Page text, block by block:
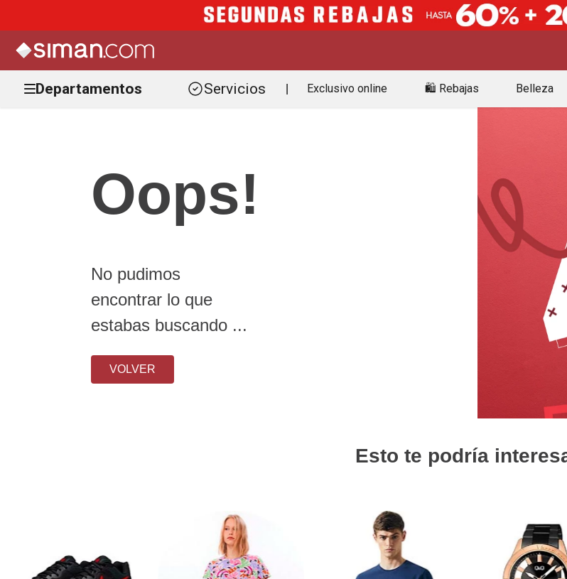
Departamentos Servicios Exclusivo online 🛍️ Rebajas Belleza
Oops!
No pudimos
encontrar lo que
estabas buscando ...
VOLVER
Esto te podría